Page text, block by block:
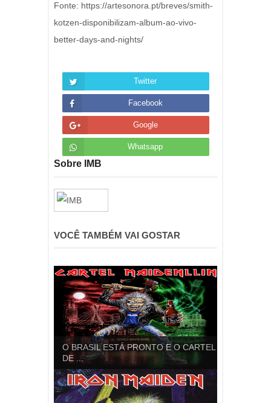
Fonte: https://artesonora.pt/breves/smith-
kotzen-disponibilizam-album-ao-vivo-
better-days-and-nights/
Twitter
Facebook
Google
Whatsapp
Sobre IMB
VOCÊ TAMBÉM VAI GOSTAR
O BRASIL ESTÁ PRONTO E O CARTEL
DE ...